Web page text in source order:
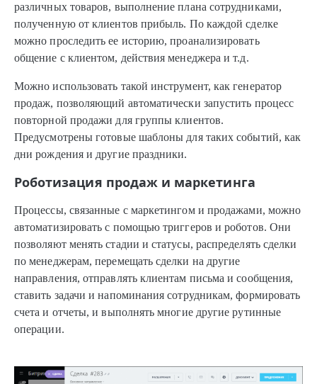
различных товаров, выполнение плана сотрудниками,
полученную от клиентов прибыль. По каждой сделке
можно проследить ее историю, проанализировать
общение с клиентом, действия менеджера и т.д.
Можно использовать такой инструмент, как генератор
продаж, позволяющий автоматически запустить процесс
повторной продажи для группы клиентов.
Предусмотрены готовые шаблоны для таких событий, как
дни рождения и другие праздники.
Роботизация продаж и маркетинга
Процессы, связанные с маркетингом и продажами, можно
автоматизировать с помощью триггеров и роботов. Они
позволяют менять стадии и статусы, распределять сделки
по менеджерам, перемещать сделки на другие
направления, отправлять клиентам письма и сообщения,
ставить задачи и напоминания сотрудникам, формировать
счета и отчеты, и выполнять многие другие рутинные
операции.